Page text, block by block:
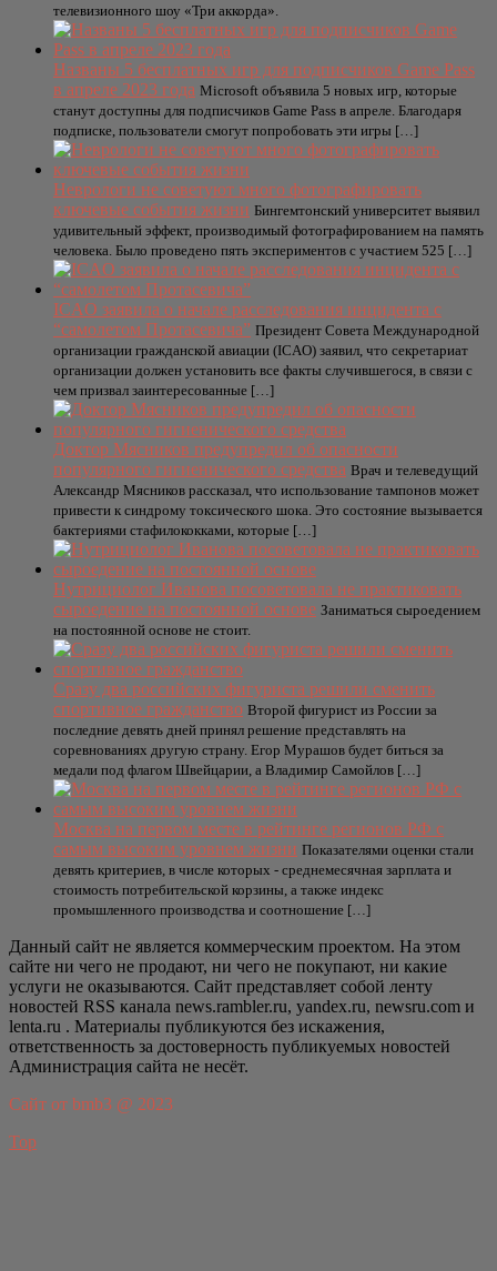
телевизионного шоу «Три аккорда».
Названы 5 бесплатных игр для подписчиков Game Pass
в апреле 2023 года Microsoft объявила 5 новых игр, которые
станут доступны для подписчиков Game Pass в апреле. Благодаря
подписке, пользователи смогут попробовать эти игры […]
Неврологи не советуют много фотографировать
ключевые события жизни Бингемтонский университет выявил
удивительный эффект, производимый фотографированием на память
человека. Было проведено пять экспериментов с участием 525 […]
ICAO заявила о начале расследования инцидента с
“самолетом Протасевича” Президент Совета Международной
организации гражданской авиации (ICAO) заявил, что секретариат
организации должен установить все факты случившегося, в связи с
чем призвал заинтересованные […]
Доктор Мясников предупредил об опасности
популярного гигиенического средства Врач и телеведущий
Александр Мясников рассказал, что использование тампонов может
привести к синдрому токсического шока. Это состояние вызывается
бактериями стафилококками, которые […]
Нутрициолог Иванова посоветовала не практиковать
сыроедение на постоянной основе Заниматься сыроедением
на постоянной основе не стоит.
Сразу два российских фигуриста решили сменить
спортивное гражданство Второй фигурист из России за
последние девять дней принял решение представлять на
соревнованиях другую страну. Егор Мурашов будет биться за
медали под флагом Швейцарии, а Владимир Самойлов […]
Москва на первом месте в рейтинге регионов РФ с
самым высоким уровнем жизни Показателями оценки стали
девять критериев, в числе которых - среднемесячная зарплата и
стоимость потребительской корзины, а также индекс
промышленного производства и соотношение […]
Данный сайт не является коммерческим проектом. На этом
сайте ни чего не продают, ни чего не покупают, ни какие
услуги не оказываются. Сайт представляет собой ленту
новостей RSS канала news.rambler.ru, yandex.ru, newsru.com и
lenta.ru . Материалы публикуются без искажения,
ответственность за достоверность публикуемых новостей
Администрация сайта не несёт.
Сайт от bmb3 @ 2023
Top